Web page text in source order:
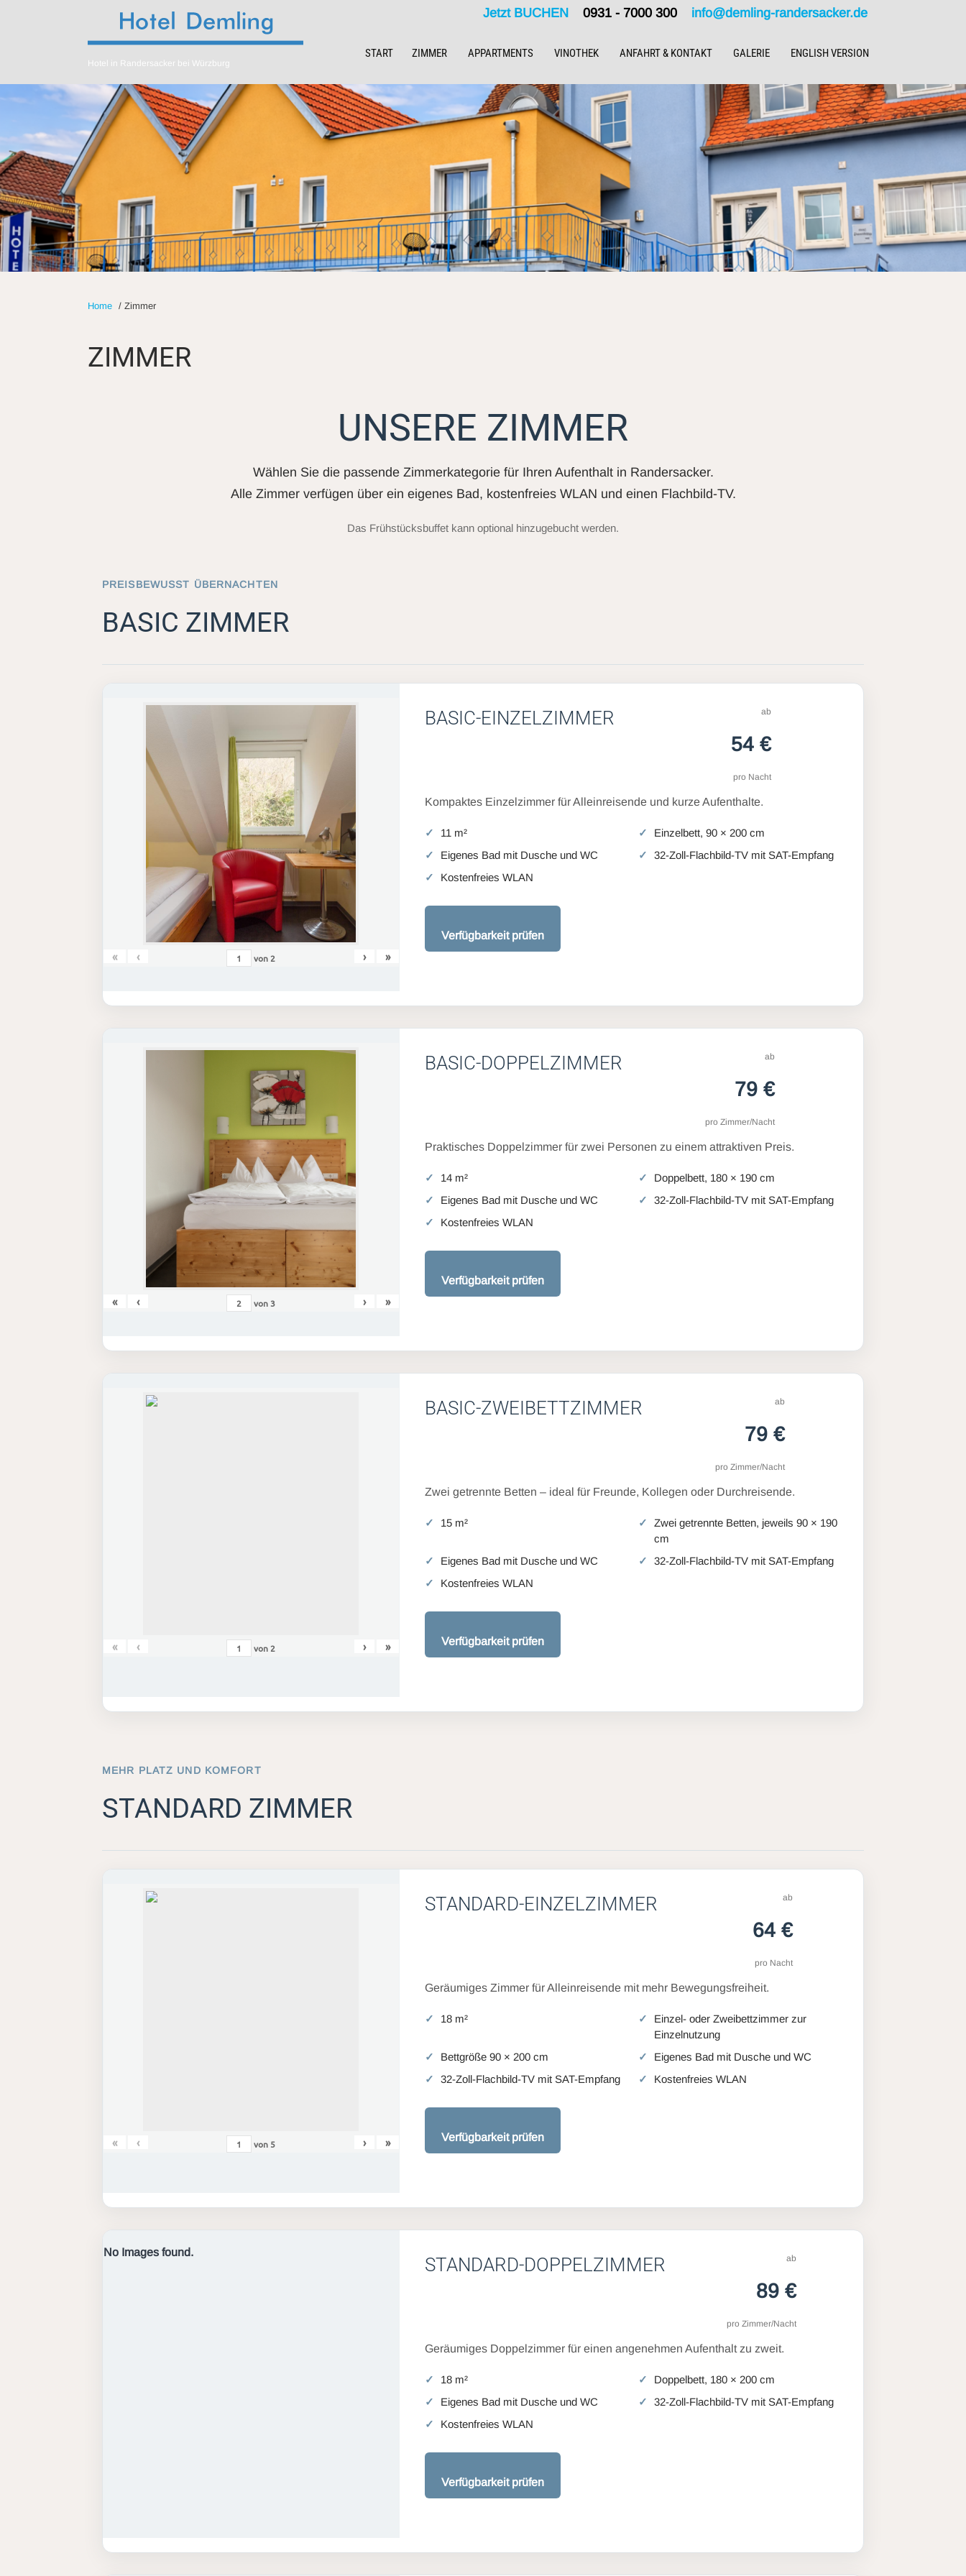
Hotel in Randersacker bei Würzburg
Jetzt BUCHEN0931 - 7000 300 info@demling-randersacker.de
START ZIMMER APPARTMENTS VINOTHEK ANFAHRT & KONTAKT GALERIE ENGLISH VERSION
Home / Zimmer
ZIMMER
UNSERE ZIMMER
Wählen Sie die passende Zimmerkategorie für Ihren Aufenthalt in Randersacker.
Alle Zimmer verfügen über ein eigenes Bad, kostenfreies WLAN und einen Flachbild-TV.
Das Frühstücksbuffet kann optional hinzugebucht werden.
PREISBEWUSST ÜBERNACHTEN
BASIC ZIMMER
« ‹ von 2 › »
BASIC-EINZELZIMMER ab
54 €
pro Nacht
Kompaktes Einzelzimmer für Alleinreisende und kurze Aufenthalte.
11 m²
Einzelbett, 90 × 200 cm
Eigenes Bad mit Dusche und WC
32-Zoll-Flachbild-TV mit SAT-Empfang
Kostenfreies WLAN
Verfügbarkeit prüfen
« ‹ von3 › »
BASIC-DOPPELZIMMER ab
79 €
pro Zimmer/Nacht
Praktisches Doppelzimmer für zwei Personen zu einem attraktiven Preis.
14 m²
Doppelbett, 180 × 190 cm
Eigenes Bad mit Dusche und WC
32-Zoll-Flachbild-TV mit SAT-Empfang
Kostenfreies WLAN
Verfügbarkeit prüfen
« ‹ von 2 › »
BASIC-ZWEIBETTZIMMER ab
79 €
pro Zimmer/Nacht
Zwei getrennte Betten – ideal für Freunde, Kollegen oder Durchreisende.
15 m²
Zwei getrennte Betten, jeweils 90 × 190
cm
Eigenes Bad mit Dusche und WC
32-Zoll-Flachbild-TV mit SAT-Empfang
Kostenfreies WLAN
Verfügbarkeit prüfen
MEHR PLATZ UND KOMFORT
STANDARD ZIMMER
« ‹ von 5 › »
STANDARD-EINZELZIMMER ab
64 €
pro Nacht
Geräumiges Zimmer für Alleinreisende mit mehr Bewegungsfreiheit.
18 m²
Einzel- oder Zweibettzimmer zur
Einzelnutzung
Bettgröße 90 × 200 cm
Eigenes Bad mit Dusche und WC
32-Zoll-Flachbild-TV mit SAT-Empfang
Kostenfreies WLAN
Verfügbarkeit prüfen
No Images found.
STANDARD-DOPPELZIMMER ab
89 €
pro Zimmer/Nacht
Geräumiges Doppelzimmer für einen angenehmen Aufenthalt zu zweit.
18 m²
Doppelbett, 180 × 200 cm
Eigenes Bad mit Dusche und WC
32-Zoll-Flachbild-TV mit SAT-Empfang
Kostenfreies WLAN
Verfügbarkeit prüfen